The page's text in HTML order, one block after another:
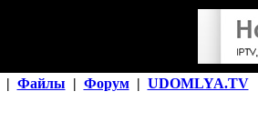
| Файлы | Форум | UDOMLYA.TV